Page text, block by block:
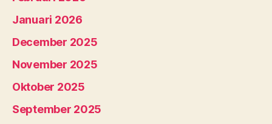
Januari 2026
December 2025
November 2025
Oktober 2025
September 2025